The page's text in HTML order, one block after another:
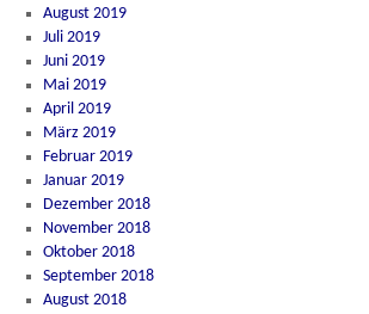
August 2019
Juli 2019
Juni 2019
Mai 2019
April 2019
März 2019
Februar 2019
Januar 2019
Dezember 2018
November 2018
Oktober 2018
September 2018
August 2018